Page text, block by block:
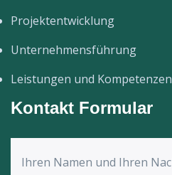
Projektentwicklung
Unternehmensführung
Leistungen und Kompetenzen
Kontakt Formular